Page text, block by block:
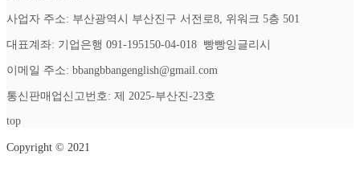
사업자 주소: 부산광역시 부산진구 서전로8, 위워크 5층 501
대표계좌: 기업은행 091-195150-04-018 빵빵잉글리시
이메일 주소: bbangbbangenglish@gmail.com
통신판매업신고번호: 제 2025-부산진-23호
top
Copyright © 2021